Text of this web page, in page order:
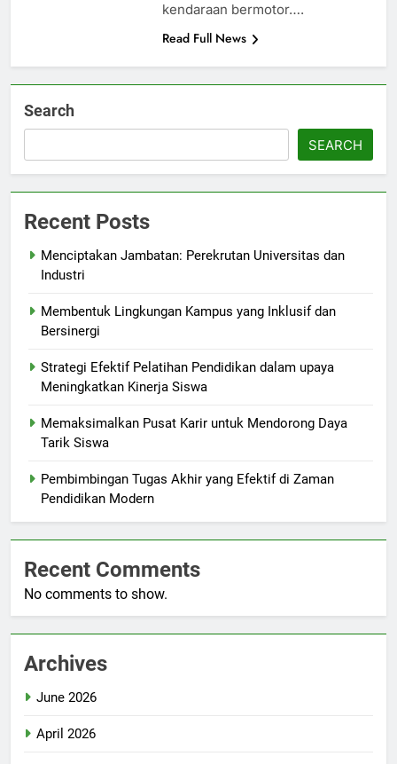
kendaraan bermotor….
Read Full News
Search
SEARCH
Recent Posts
Menciptakan Jambatan: Perekrutan Universitas dan
Industri
Membentuk Lingkungan Kampus yang Inklusif dan
Bersinergi
Strategi Efektif Pelatihan Pendidikan dalam upaya
Meningkatkan Kinerja Siswa
Memaksimalkan Pusat Karir untuk Mendorong Daya
Tarik Siswa
Pembimbingan Tugas Akhir yang Efektif di Zaman
Pendidikan Modern
Recent Comments
No comments to show.
Archives
June 2026
April 2026